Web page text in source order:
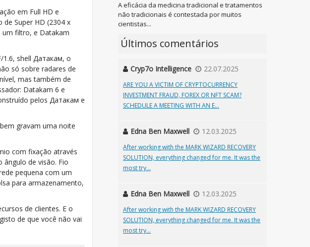
em Full HD e
Super HD (2304 x
um filtro, e Datakam
shell Датакам, o
só sobre radares de
mas também de
Datakam 6 e
pelos Датакам e
gravam uma noite
com fixação através
de visão. Fio
pequena com um
para armazenamento,
de clientes. E o
de que você não vai
A eficácia da medicina tradicional e tratamentos
não tradicionais é contestada por muitos
cientistas...
Últimos comentários
Cryp7o Intelligence 22.07.2025
ARE YOU A VICTIM OF CRYPTOCURRENCY
INVESTMENT FRAUD, FOREX OR NFT SCAM?
SCHEDULE A MEETING WITH AN E...
Edna Ben Maxwell 12.03.2025
After working with the MARK WIZARD RECOVERY
SOLUTION, everything changed for me. It was the
most try...
Edna Ben Maxwell 12.03.2025
After working with the MARK WIZARD RECOVERY
SOLUTION, everything changed for me. It was the
most try...